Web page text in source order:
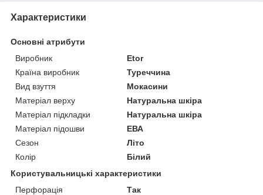
Характеристики
Основні атрибути
Виробник
Etor
Країна виробник
Туреччина
Вид взуття
Мокасини
Матеріал верху
Натуральна шкіра
Матеріал підкладки
Натуральна шкіра
Матеріал підошви
ЕВА
Сезон
Літо
Колір
Білий
Користувальницькі характеристики
Перфорація
Так